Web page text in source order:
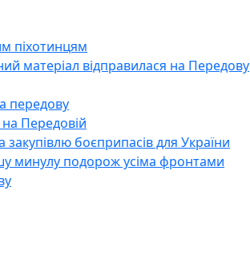
піхотинцям
матеріал відправилася на Передову
передову
Передовій
закупівлю боєприпасів для України
минулу подорож усіма фронтами